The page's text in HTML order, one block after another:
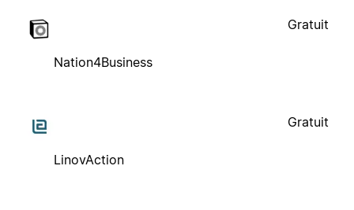
Nation4Business
Gratuit
LinovAction
Gratuit